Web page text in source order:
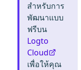
สำหรับการ
พัฒนาแบบ
ฟรีบน
Logto
Cloud
เพื่อให้คุณ